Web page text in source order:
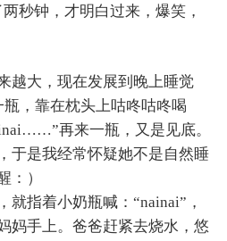
秒钟，才明白过来，爆笑，
越大，现在发展到晚上睡觉
，靠在枕头上咕咚咕咚喝
再来一瓶，又是见底。
于是我经常怀疑她不是自然睡
：）
指着小奶瓶喊：“nainai”，
妈手上。爸爸赶紧去烧水，悠